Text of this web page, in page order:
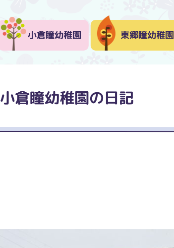
小倉瞳幼稚園 東郷瞳幼稚園
小倉瞳幼稚園の日記